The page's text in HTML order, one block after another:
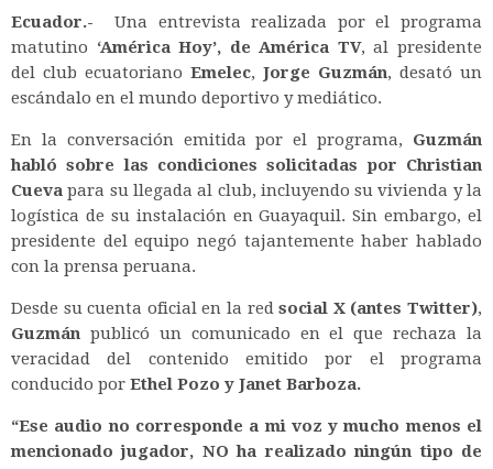
Ecuador.-
Una entrevista realizada por el programa
matutino ‘América Hoy’, de América TV, al presidente
del club ecuatoriano Emelec, Jorge Guzmán, desató un
escándalo en el mundo deportivo y mediático.
En la conversación emitida por el programa, Guzmán
habló sobre las condiciones solicitadas por Christian
Cueva para su llegada al club, incluyendo su vivienda y la
logística de su instalación en Guayaquil. Sin embargo, el
presidente del equipo negó tajantemente haber hablado
con la prensa peruana.
Desde su cuenta oficial en la redsocial X (antes Twitter),
Guzmán publicó un comunicado en el que rechaza la
veracidad del contenido emitido por el programa
conducido por Ethel Pozo y Janet Barboza.
“Ese audio no corresponde a mi voz y mucho menos el
mencionado jugador, NO ha realizado ningún tipo de